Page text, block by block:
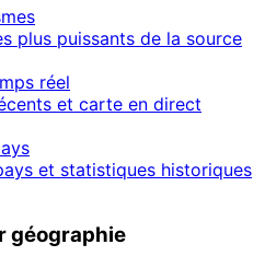
plus puissants de la source
réel
et carte en direct
et statistiques historiques
géographie